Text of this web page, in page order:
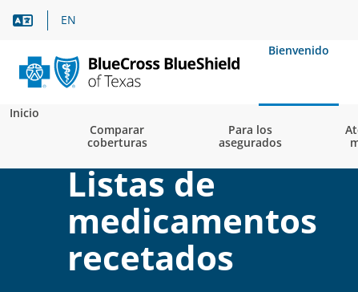
Asistencia lingüística
EN
Bienvenido
Inicio
Comparar
coberturas
Para los
asegurados
Listas de
medicamentos
recetados